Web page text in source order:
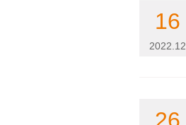
16
2022.12